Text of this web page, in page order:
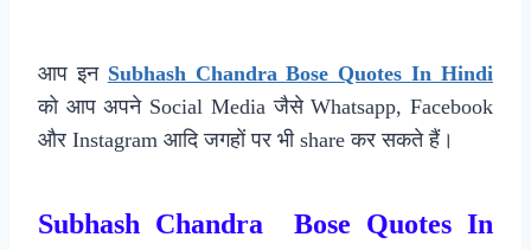
आप इन Subhash Chandra Bose Quotes In Hindi
को आप अपने Social Media जैसे Whatsapp, Facebook
और Instagram आदि जगहों पर भी share कर सकते हैं।
Subhash Chandra Bose Quotes In